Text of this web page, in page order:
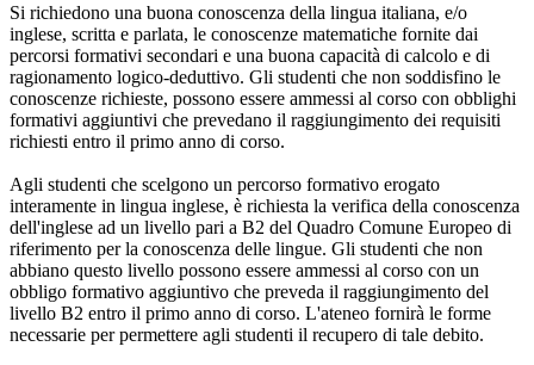
Si richiedono una buona conoscenza della lingua italiana, e/o
inglese, scritta e parlata, le conoscenze matematiche fornite dai
percorsi formativi secondari e una buona capacità di calcolo e di
ragionamento logico-deduttivo. Gli studenti che non soddisfino le
conoscenze richieste, possono essere ammessi al corso con obblighi
formativi aggiuntivi che prevedano il raggiungimento dei requisiti
richiesti entro il primo anno di corso.
Agli studenti che scelgono un percorso formativo erogato
interamente in lingua inglese, è richiesta la verifica della conoscenza
dell'inglese ad un livello pari a B2 del Quadro Comune Europeo di
riferimento per la conoscenza delle lingue. Gli studenti che non
abbiano questo livello possono essere ammessi al corso con un
obbligo formativo aggiuntivo che preveda il raggiungimento del
livello B2 entro il primo anno di corso. L'ateneo fornirà le forme
necessarie per permettere agli studenti il recupero di tale debito.